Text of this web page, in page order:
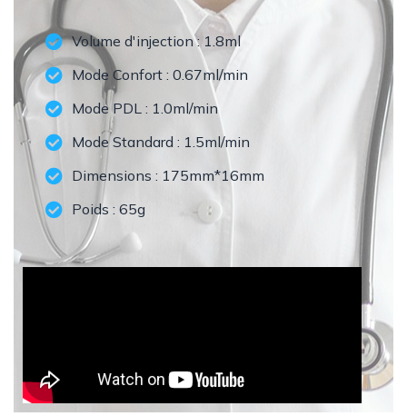
Volume d'injection : 1.8ml
Mode Confort : 0.67ml/min
Mode PDL : 1.0ml/min
Mode Standard : 1.5ml/min
Dimensions : 175mm*16mm
Poids : 65g